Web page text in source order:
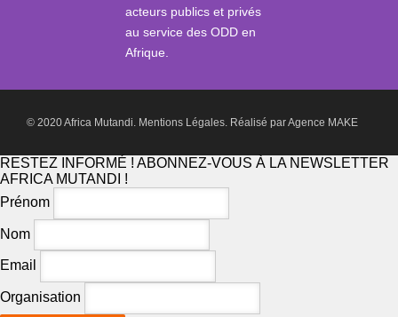
acteurs publics et privés
au service des ODD en
Afrique.
© 2020 Africa Mutandi. Mentions Légales. Réalisé parAgence MAKE
RESTEZ INFORMÉ ! ABONNEZ-VOUS À LA NEWSLETTER
AFRICA MUTANDI !
Prénom
Nom
Email
Organisation